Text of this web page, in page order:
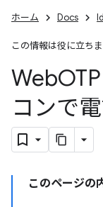
ホーム Docs
この情報は役に立ち
Web
コンで
このページの